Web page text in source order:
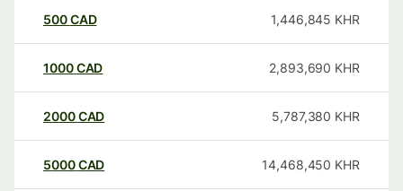
500CAD 1,446,845 KHR
1000CAD 2,893,690 KHR
2000CAD 5,787,380 KHR
5000CAD 14,468,450 KHR